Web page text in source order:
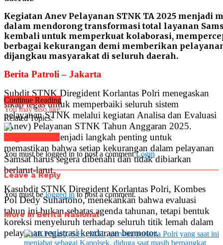
Kegiatan Anev Pelayanan STNK TA 2025
dalam mendorong transformasi total layanan
kembali untuk memperkuat kolaborasi,
berbagai kekurangan demi memberikan
dijangkau masyarakat di seluruh daerah.
Berita Patroli – Jakarta
Subdit STNK Diregident Korlantas Polri menegaskan
sikap tegas untuk memperbaiki seluruh sistem
pelayanan STNK melalui kegiatan Analisa dan Evaluasi
(Anev) Pelayanan STNK Tahun Anggaran 2025.
Kegiatan ini menjadi langkah penting untuk
memastikan bahwa setiap kekurangan dalam pelayanan
Samsat harus segera dibenahi dan tidak dibiarkan
berlarut-larut.
Kasubdit STNK Diregident Korlantas Polri, Kombes
Pol Dedy Suhartono, menekankan bahwa evaluasi
tahun ini bukan sebatas agenda tahunan, tetapi bentuk
koreksi menyeluruh terhadap seluruh titik lemah dalam
pelayanan registrasi kendaraan bermotor.
Continue Reading
You may also like...
Related Topics:
You must be logged in to post a commentLogin
Leave a Reply
You must belogged into post a comment.
More in Berita Nasional